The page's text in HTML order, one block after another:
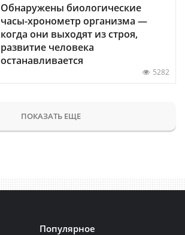
Обнаружены биологические
часы-хронометр организма —
когда они выходят из строя,
развитие человека
останавливается
5282
ПОКАЗАТЬ ЕЩЕ
Популярное